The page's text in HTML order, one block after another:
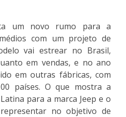
um novo rumo para a
com um projeto de
vai estrear no Brasil,
em vendas, e no ano
em outras fábricas, com
países. O que mostra a
para a marca Jeep e o
no objetivo de